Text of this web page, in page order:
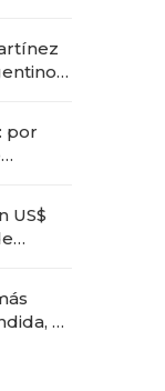
por
US$
el